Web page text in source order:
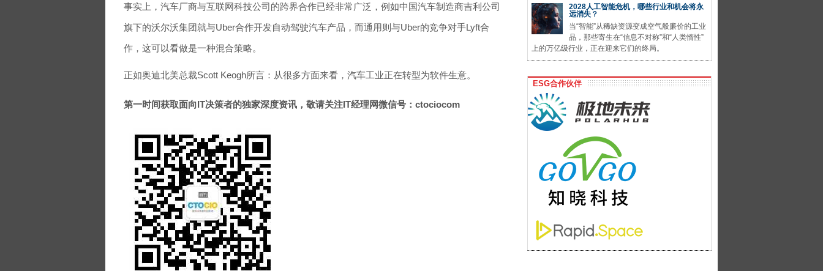
事实上，汽车厂商与互联网科技公司的跨界合作已经非常广泛，例如中国汽车制造商吉利公司
旗下的沃尔沃集团就与Uber合作开发自动驾驶汽车产品，而通用则与Uber的竞争对手Lyft合
作，这可以看做是一种混合策略。
正如奥迪北美总裁Scott Keogh所言：从很多方面来看，汽车工业正在转型为软件生意。
第一时间获取面向IT决策者的独家深度资讯，敬请关注IT经理网微信号：ctociocom
2028人工智能危机，哪些行业和机会将永
远消失？
当“智能”从稀缺资源变成空气般廉价的工业
品，那些寄生在“信息不对称”和“人类惰性”
上的万亿级行业，正在迎来它们的终局。
ESG合作伙伴